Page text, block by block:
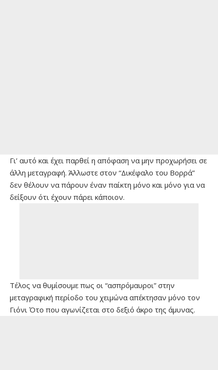
Γι’ αυτό και έχει παρθεί η απόφαση να μην προχωρήσει σε
άλλη μεταγραφή. Άλλωστε στον “Δικέφαλο του Βορρά”
δεν θέλουν να πάρουν έναν παίκτη μόνο και μόνο για να
δείξουν ότι έχουν πάρει κάποιον.
Tέλος να θυμίσουμε πως οι “ασπρόμαυροι” στην
μεταγραφική περίοδο του χειμώνα απέκτησαν μόνο τον
Γιόνι Ότο που αγωνίζεται στο δεξιό άκρο της άμυνας.